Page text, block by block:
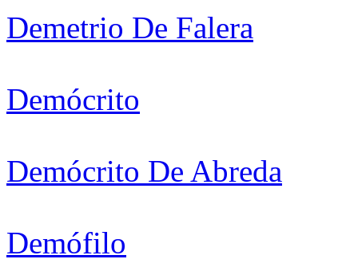
Demetrio De Falera
Demócrito
Demócrito De Abreda
Demófilo